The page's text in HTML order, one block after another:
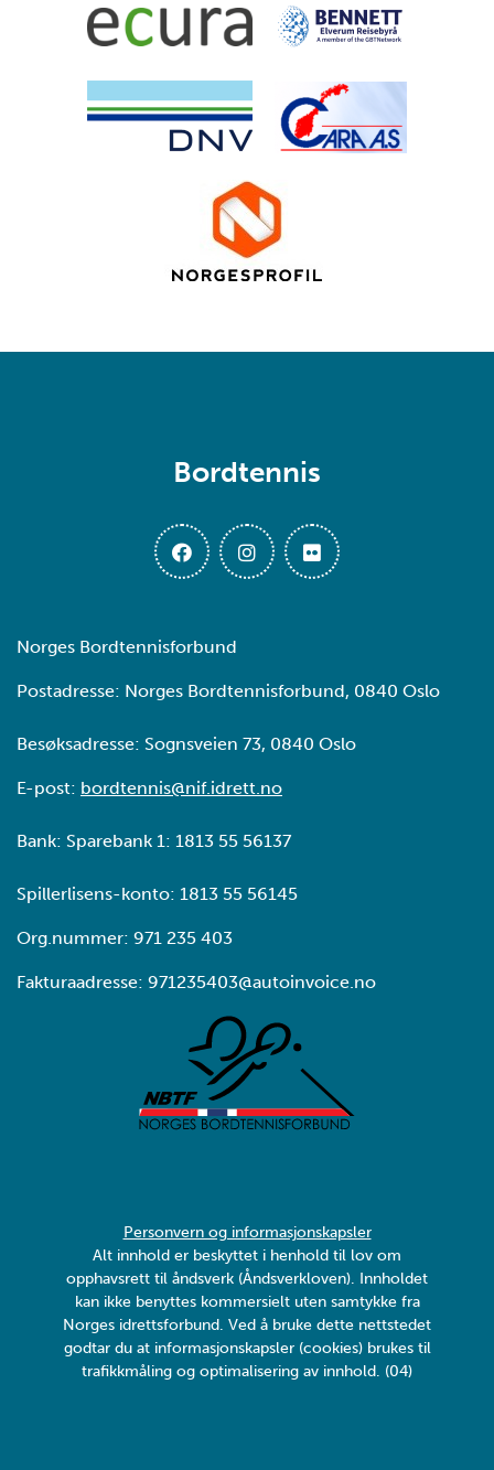
Bordtennis
Norges Bordtennisforbund
Postadresse: Norges Bordtennisforbund, 0840 Oslo
Besøksadresse: Sognsveien 73, 0840 Oslo
E-post: bordtennis@nif.idrett.no
Bank: Sparebank 1: 1813 55 56137
Spillerlisens-konto: 1813 55 56145
Org.nummer: 971 235 403
Fakturaadresse: 971235403@autoinvoice.no
Personvern og informasjonskapsler
Alt innhold er beskyttet i henhold til lov om
opphavsrett til åndsverk (Åndsverkloven). Innholdet
kan ikke benyttes kommersielt uten samtykke fra
Norges idrettsforbund. Ved å bruke dette nettstedet
godtar du at informasjonskapsler (cookies) brukes til
trafikkmåling og optimalisering av innhold. (04)